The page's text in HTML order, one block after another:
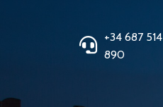
+34 687 514
890